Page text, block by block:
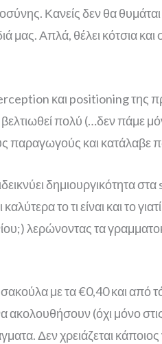
Κανείς δεν θα
μας. Απλά, θέλει κότσια
και positioning της
πολύ (…δεν πάμε
παραγωγούς και κατάλαβε
δημιουργικότητα
το τι είναι και το
λερώνοντας τα
με τα €0,40 και από
ακολουθήσουν (όχι μόνο
Δεν χρειάζεται κάποιος